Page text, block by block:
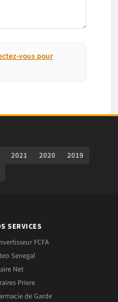
vous pour
2021 2020
2019
SERVICES
FCFA
Senegal
Net
Priere
de Garde